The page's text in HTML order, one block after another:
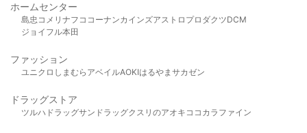
ホームセンター
島忠 コメリ ナフコ コーナンカインズアストロプロダクツDCM
ジョイフル本田
ファッション
ユニクロ しまむら アベイルAOKIはるやま サカゼン
ドラッグストア
ツルハドラッグサンドラッグクスリのアオキ ココカラファイン